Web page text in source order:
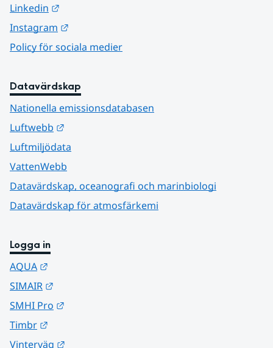
Linkedin
Instagram
Policy för sociala medier
Datavärdskap
Nationella emissionsdatabasen
Luftwebb
Luftmiljödata
VattenWebb
Datavärdskap, oceanografi och marinbiologi
Datavärdskap för atmosfärkemi
Logga in
AQUA
SIMAIR
SMHI Pro
Timbr
Vinterväg